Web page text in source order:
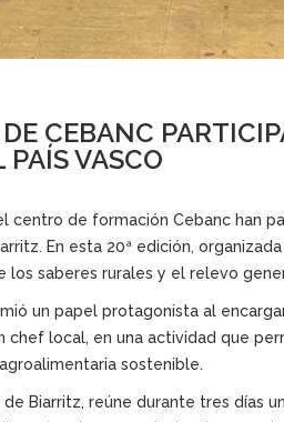
CEBANC
VASCO
de formación Cebanc han
En esta 20ª edición,
saberes rurales y el relevo
un papel protagonista al
chef local, en una actividad que
sostenible.
Biarritz, reúne durante tres días